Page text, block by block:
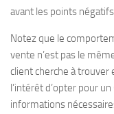
avant les points
Notez que le
vente n’est pas le
client cherche à trouver
l’intérêt d’opter pour
informations